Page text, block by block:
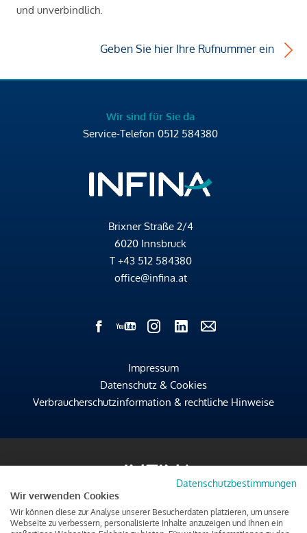
und unverbindlich.
Geben Sie hier Ihre Rufnummer ein
Wir sind für Sie da
Service-Telefon 0512 584380
Brixner Straße 2/4
6020 Innsbruck
T +43 512 584380
office@infina.at
Impressum
Datenschutz & Cookies
Verbraucherschutzinformation & rechtliche Hinweise
Datenschutzbestimmungen
Wir verwenden Cookies
Wir können diese zur Analyse unserer Besucherdaten platzieren, um unsere
Webseite zu verbessern, personalisierte Inhalte anzuzeigen und Ihnen ein